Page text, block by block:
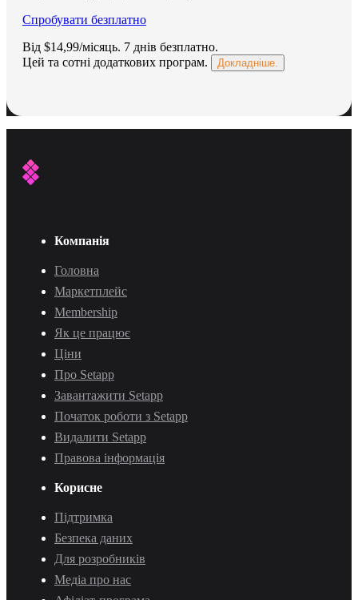
Спробувати безплатно
Від $14,99/місяць. 7 днів безплатно.
Цей та сотні додаткових програм.
Докладніше.
Компанія
Головна
Маркетплейс
Membership
Як це працює
Ціни
Про Setapp
Завантажити Setapp
Початок роботи з Setapp
Видалити Setapp
Правова інформація
Корисне
Підтримка
Безпека даних
Для розробників
Медіа про нас